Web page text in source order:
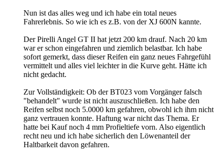
Nun ist das alles weg und ich habe ein total neues
Fahrerlebnis. So wie ich es z.B. von der XJ 600N kannte.
Der Pirelli Angel GT II hat jetzt 200 km drauf. Nach 20 km
war er schon eingefahren und ziemlich belastbar. Ich habe
sofort gemerkt, dass dieser Reifen ein ganz neues Fahrgefühl
vermittelt und alles viel leichter in die Kurve geht. Hätte ich
nicht gedacht.
Zur Vollständigkeit: Ob der BT023 vom Vorgänger falsch
"behandelt" wurde ist nicht auszuschließen. Ich habe den
Reifen selbst noch 5.0000 km gefahren, obwohl ich ihm nicht
ganz vertrauen konnte. Haftung war nicht das Thema. Er
hatte bei Kauf noch 4 mm Profieltiefe vorn. Also eigentlich
recht neu und ich habe sicherlich den Löwenanteil der
Haltbarkeit davon gefahren.